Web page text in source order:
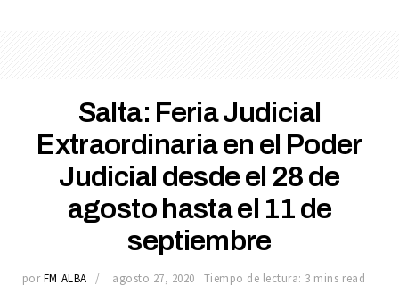
Salta: Feria Judicial
Extraordinaria en el Poder
Judicial desde el 28 de
agosto hasta el 11 de
septiembre
por FM ALBA agosto 27, 2020 Tiempo de lectura: 3 mins read